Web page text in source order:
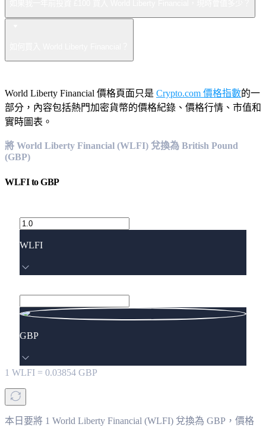
World Liberty Financial 價格頁面只是 Crypto.com 價格指數的一
部分，內容包括熱門加密貨幣的價格紀錄、價格行情、市值和
實時圖表。
將 World Liberty Financial (WLFI) 兌換為 British Pound
(GBP)
WLFItoGBP
WLFI
GBP
1 WLFI = 0.03854 GBP
本日要將 1 World Liberty Financial (WLFI) 兌換為 GBP，價格